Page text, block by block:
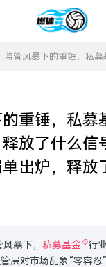
监管风暴下的重锤，私募基金史上最重罚单出炉，释放了什
重锤，私募
放了什么信
出炉，释放
暴下， 私募基金 行
层对市场乱象“零容忍